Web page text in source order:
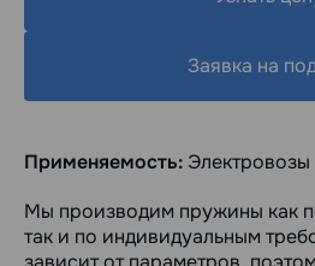
Заявка на
Применяемость: Электровозы
Мы производим пружины как
так и по индивидуальным